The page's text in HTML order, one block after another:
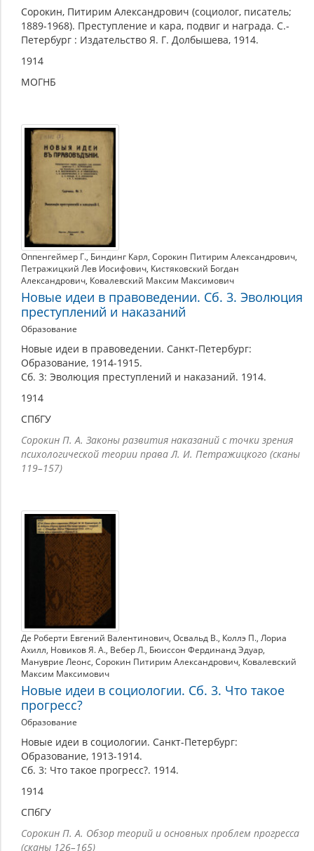
Сорокин, Питирим Александрович (социолог, писатель;
1889-1968). Преступление и кара, подвиг и награда. С.-
Петербург : Издательство Я. Г. Долбышева, 1914.
1914
МОГНБ
Оппенгеймер Г., Биндинг Карл, Сорокин Питирим Александрович,
Петражицкий Лев Иосифович, Кистяковский Богдан
Александрович, Ковалевский Максим Максимович
Новые идеи в правоведении. Сб. 3. Эволюция
преступлений и наказаний
Образование
Новые идеи в правоведении. Санкт-Петербург:
Образование, 1914-1915.
Сб. 3: Эволюция преступлений и наказаний. 1914.
1914
СПбГУ
Сорокин П. А. Законы развития наказаний с точки зрения
психологической теории права Л. И. Петражицкого (сканы
119–157)
Де Роберти Евгений Валентинович, Освальд В., Коллэ П., Лориа
Ахилл, Новиков Я. А., Вебер Л., Бюиссон Фердинанд Эдуар,
Мануврие Леонс, Сорокин Питирим Александрович, Ковалевский
Максим Максимович
Новые идеи в социологии. Сб. 3. Что такое
прогресс?
Образование
Новые идеи в социологии. Санкт-Петербург:
Образование, 1913-1914.
Сб. 3: Что такое прогресс?. 1914.
1914
СПбГУ
Сорокин П. А. Обзор теорий и основных проблем прогресса
(сканы 126–165)